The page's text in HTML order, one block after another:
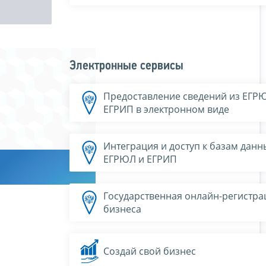
Электронные сервисы
Предоставление сведений из
ЕГРИП в электронном виде
Интеграция и доступ к базам
ЕГРЮЛ и ЕГРИП
Государственная онлайн-
бизнеса
Создай свой бизнес